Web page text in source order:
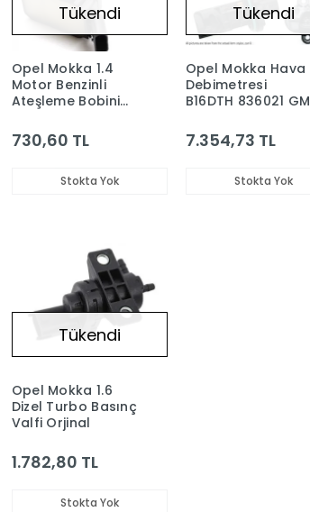
Tükendi
Opel Mokka 1.4
Motor Benzinli
Ateşleme Bobini
730,60 TL
Stokta Yok
Tükendi
Opel Mokka Hava
Debimetresi
B16DTH 836021 GM
7.354,73 TL
Stokta Yok
Tükendi
Opel Mokka 1.6
Dizel Turbo Basınç
Valfi Orjinal
1.782,80 TL
Stokta Yok